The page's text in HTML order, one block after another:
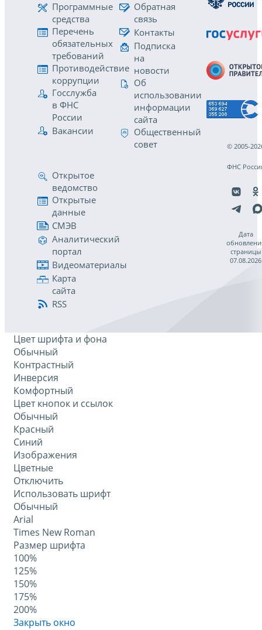
Программные
средства
Перечень
обязательных
требований
Противодействие
коррупции
Госслужба
в ФНС
России
Вакансии
Обратная
связь
Контакты
Подписка
на
новости
Об
использовании
информации
сайта
Общественный
совет
Открытое
ведомство
Открытые
данные
СМЭВ
Аналитический
портал
Видеоматериалы
Карта
сайта
RSS
© 2005-
ФНС
Дата
страницы
07.08.2026
Цвет шрифта и фона
Обычный
Контрастный
Инверсия
Комфортный
Цвет кнопок и ссылок
Обычный
Красный
Синий
Изображения
Цветные
Отключить
Использовать шрифт
Обычный
Arial
Times New Roman
Размер шрифта
100%
125%
150%
175%
200%
Закрыть окно